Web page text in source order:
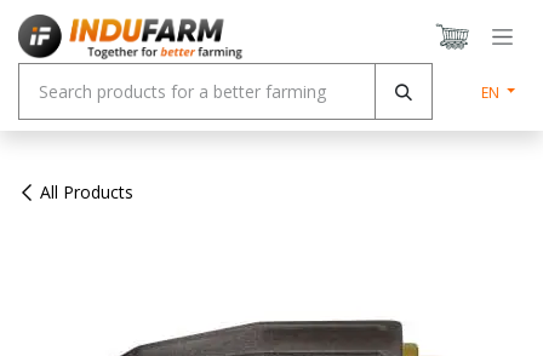
Skip to Content
EN
All Products